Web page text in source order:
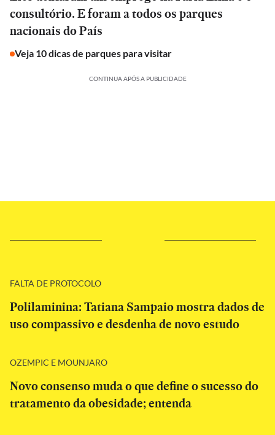
consultório. E foram a todos os parques
nacionais do País
Veja 10 dicas de parques para visitar
CONTINUA APÓS A PUBLICIDADE
FALTA DE PROTOCOLO
Polilaminina: Tatiana Sampaio mostra dados de
uso compassivo e desdenha de novo estudo
OZEMPIC E MOUNJARO
Novo consenso muda o que define o sucesso do
tratamento da obesidade; entenda